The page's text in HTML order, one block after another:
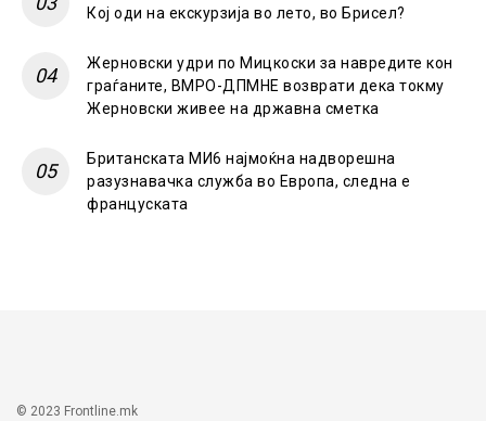
Кој оди на екскурзија во лето, во Брисел?
Жерновски удри по Мицкоски за навредите кон
граѓаните, ВМРО-ДПМНЕ возврати дека токму
Жерновски живее на државна сметка
Британската МИ6 најмоќна надворешна
разузнавачка служба во Европа, следна е
француската
© 2023 Frontline.mk